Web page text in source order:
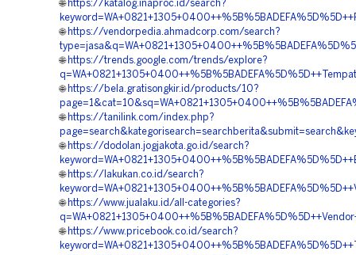
🌐 https://katalog.inaproc.id/search?
🌐 https://vendorpedia.ahmadcorp.com/search?
🌐 https://trends.google.com/trends/explore?
🌐 https://bela.gratisongkir.id/products/10?
🌐 https://tanilink.com/index.php?
🌐 https://dodolan.jogjakota.go.id/search?
🌐 https://lakukan.co.id/search?
🌐 https://www.jualaku.id/all-categories?
🌐 https://www.pricebook.co.id/search?